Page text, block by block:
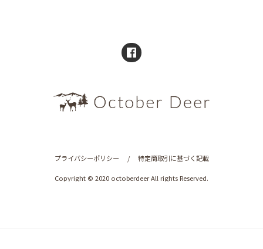
プライバシーポリシー / 特定商取引に基づく記載
Copyright © 2020 octoberdeer All rights Reserved.